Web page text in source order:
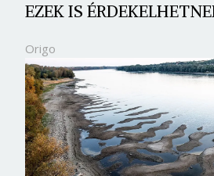
EZEK IS
Origo